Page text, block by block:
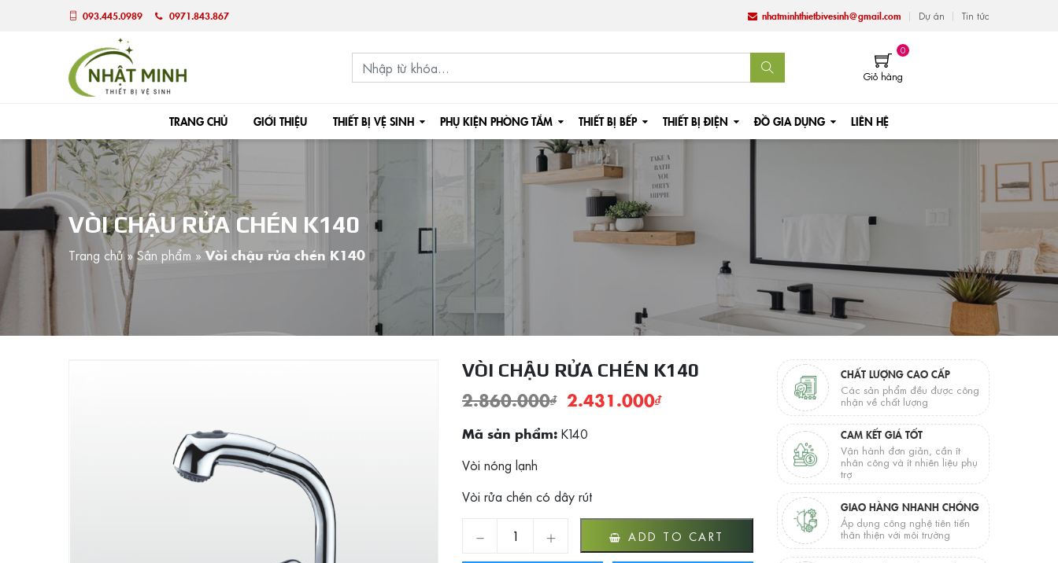
093.445.0989 0971.843.867 nhatminhthietbivesinh@gmail.com Dự án Tin tức
0
Giỏ hàng
TRANG CHỦ GIỚI THIỆU THIẾT BỊ VỆ SINH PHỤ KIỆN PHÒNG TẮM THIẾT BỊ BẾP THIẾT BỊ ĐIỆN ĐỒ GIA DỤNG LIÊN HỆ
VÒI CHẬU RỬA CHÉN K140
Trang chủ»Sản phẩm »Vòi chậu rửa chén K140
VÒI CHẬU RỬA CHÉN K140
2.860.000₫ 2.431.000₫
Mã sản phẩm: K140
Vòi nóng lạnh
Vòi rửa chén có dây rút
Vòi chậu rửa chén K140 quantityADD TO CART
CHẤT LƯỢNG CAO CẤP
Các sản phẩm đều được công
nhận về chất lượng
CAM KẾT GIÁ TỐT
Vận hành đơn giản, cần ít
nhân công và ít nhiên liệu phụ
trợ
GIAO HÀNG NHANH CHÓNG
Áp dụng công nghệ tiên tiến
thân thiện với môi trường